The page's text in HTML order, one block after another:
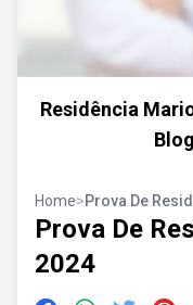
Residência
Home>Prova De
Prova De
2024